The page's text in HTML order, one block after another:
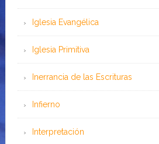
Iglesia Evangélica
Iglesia Primitiva
Inerrancia de las Escrituras
Infierno
Interpretación